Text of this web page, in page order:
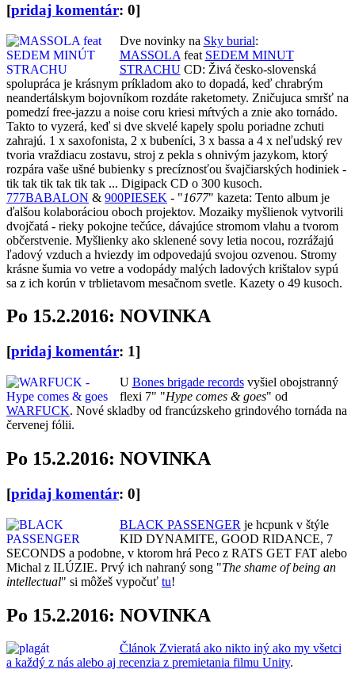
[pridaj komentár: 0]
Dve novinky na Sky burial:
MASSOLA feat SEDEM MINUT
STRACHUCD: Živá česko-slovenská
spolupráca je krásnym príkladom ako to dopadá, keď chrabrým
neandertálskym bojovníkom rozdáte raketomety. Zničujuca smršť na
pomedzí free-jazzu a noise coru kriesi mŕtvých a znie ako tornádo.
Takto to vyzerá, keď si dve skvelé kapely spolu poriadne zchuti
zahrajú. 1 x saxofonista, 2 x bubeníci, 3 x bassa a 4 x neľudský rev
tvoria vraždiacu zostavu, stroj z pekla s ohnivým jazykom, ktorý
rozpára vaše ušné bubienky s precíznosťou švajčiarských hodiniek -
tik tak tik tak tik tak ... Digipack CD o 300 kusoch.
777BABALON & 900PIESEK - "1677" kazeta: Tento album je
ďalšou kolaboráciou oboch projektov. Mozaiky myšlienok vytvorili
dvojčatá - rieky pokojne tečúce, dávajúce stromom vlahu a tvorom
občerstvenie. Myšlienky ako sklenené sovy letia nocou, rozrážajú
ľadový vzduch a hviezdy im odpovedajú svojou ozvenou. Stromy
krásne šumia vo vetre a vodopády malých ladových krištalov sypú
sa z ich korún v trblietavom mesačnom svetle. Kazety o 49 kusoch.
Po 15.2.2016: NOVINKA
[pridaj komentár: 1]
U Bones brigade recordsvyšiel obojstranný
flexi 7" "Hype comes & goes" od
WARFUCK. Nové skladby od francúzskeho grindového tornáda na
červenej fólii.
Po 15.2.2016: NOVINKA
[pridaj komentár: 0]
BLACK PASSENGER je hcpunk v štýle
KID DYNAMITE, GOOD RIDANCE, 7
SECONDS a podobne, v ktorom hrá Peco z RATS GET FAT alebo
Michal z ILÚZIE. Prvý ich nahraný song "The shame of being an
intellectual" si môžeš vypočuť tu!
Po 15.2.2016: NOVINKA
Článok Zvieratá ako nikto iný ako my všetci
a každý z nás alebo aj recenzia z premietania filmu Unity.